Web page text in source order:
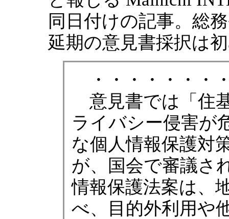
同日付けの記事。総
延期の意見書採択は
・・・・・・・
意見書では「住
ライバシー侵害が
な個人情報保護対
が、国会で審議さ
情報保護法案は、
べ、目的外利用や